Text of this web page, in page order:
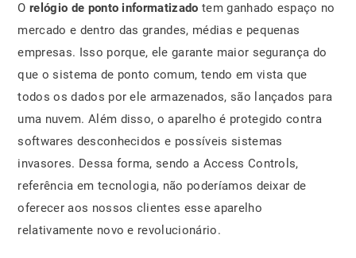
Orelógio de ponto informatizado tem ganhado espaço no
mercado e dentro das grandes, médias e pequenas
empresas. Isso porque, ele garante maior segurança do
que o sistema de ponto comum, tendo em vista que
todos os dados por ele armazenados, são lançados para
uma nuvem. Além disso, o aparelho é protegido contra
softwares desconhecidos e possíveis sistemas
invasores. Dessa forma, sendo a Access Controls,
referência em tecnologia, não poderíamos deixar de
oferecer aos nossos clientes esse aparelho
relativamente novo e revolucionário.